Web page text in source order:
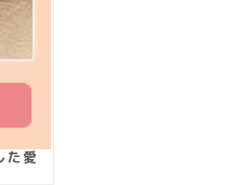
た愛